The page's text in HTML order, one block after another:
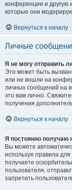
конференции и другую
которые они
Вернуться к началу
Личные
Я не могу отправить
Это может быть
или не вошли на
личных сообщений на
это вам лично.
получения
Вернуться к началу
Я постоянно получаю
Вы можете
используя правила
получаете
пользователя,
запретить